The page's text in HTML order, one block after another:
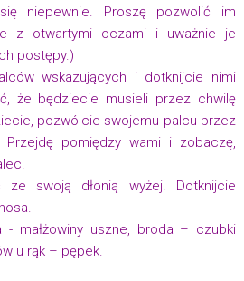
niepewnie. Proszę pozwolić im
z otwartymi oczami i uważnie je
postępy.)
wskazujących i dotknijcie nimi
że będziecie musieli przez chwilę
pozwólcie swojemu palcu przez
pomiędzy wami i zobaczę,
swoją dłonią wyżej. Dotknijcie
- małżowiny uszne, broda – czubki
u rąk – pępek.